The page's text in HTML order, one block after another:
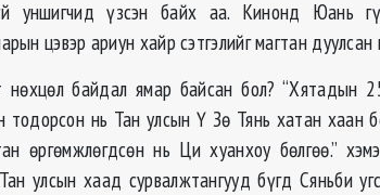
уншигчид үзсэн байх аа. Кинонд Юань
цэвэр ариун хайр сэтгэлийг магтан
нөхцөл байдал ямар байсан бол? “Хятадын
тодорсон нь Тан улсын Ү Зө Тянь хатан хаан
өргөмжлөгдсөн нь Ци хуанхоу бөлгөө.”
улсын хаад сурвалжтангууд бүгд Сяньби